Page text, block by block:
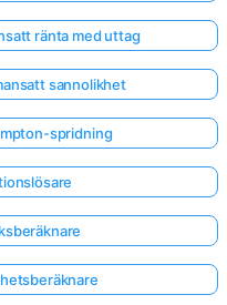
ränta med uttag
sannolikhet
spridning